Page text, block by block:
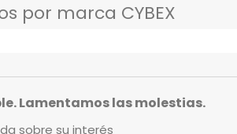
por marca CYBEX
Lamentamos las molestias.
sobre su interés